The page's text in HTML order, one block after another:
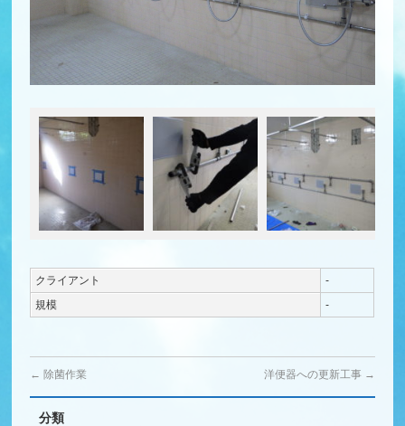
クライアント
-
規模
-
← 除菌作業 洋便器への更新工事 →
分類